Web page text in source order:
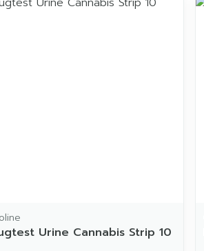
Urine Cannabis Strip 10